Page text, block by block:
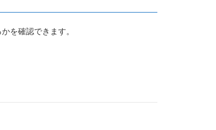
を確認できます。